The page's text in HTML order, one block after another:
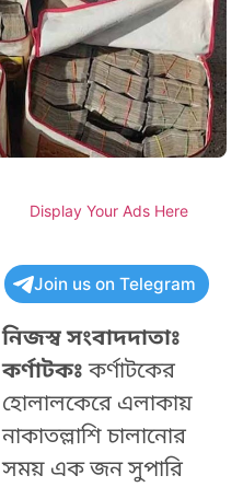
Display Your Ads Here
Join us on Telegram
নিজস্ব সংবাদদাতাঃ
কর্ণাটকঃকর্ণাটকের
হোলালকেরে এলাকায়
নাকাতল্লাশি চালানোর
সময় এক জন সুপারি